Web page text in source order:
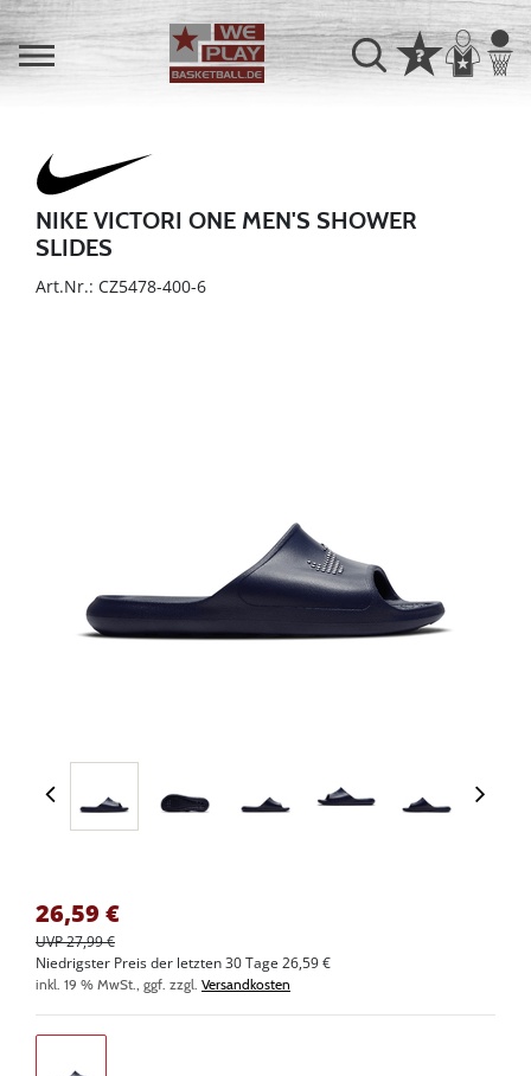
NIKE VICTORI ONE MEN'S SHOWER
SLIDES
Art.Nr.: CZ5478-400-6
26,59 €
UVP 27,99 €
Niedrigster Preis der letzten 30 Tage 26,59 €
inkl. 19 % MwSt., ggf. zzgl. Versandkosten